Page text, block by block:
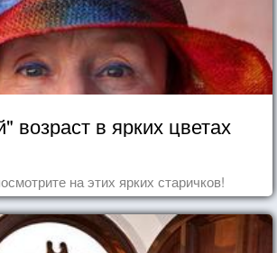
возраст в ярких цветах
на этих ярких старичков!